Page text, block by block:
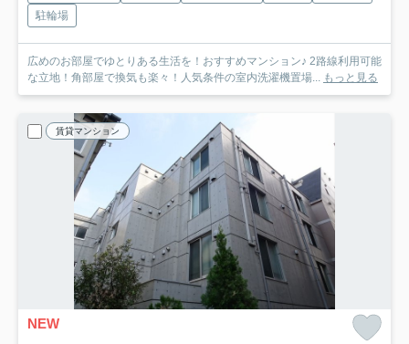
駐輪場
広めのお部屋でゆとりある生活を！おすすめマンション♪ 2路線利用可能
な立地！角部屋で換気も楽々！人気条件の室内洗濯機置場... もっと見る
賃貸マンション
NEW